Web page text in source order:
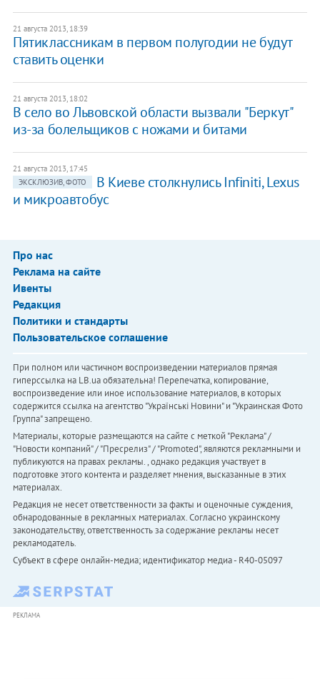
21 августа 2013, 18:39
Пятиклассникам в первом полугодии не будут
ставить оценки
21 августа 2013, 18:02
В село во Львовской области вызвали "Беркут"
из-за болельщиков с ножами и битами
21 августа 2013, 17:45
ЭКСКЛЮЗИВ, ФОТО
В Киеве столкнулись Infiniti, Lexus
и микроавтобус
Про нас
Реклама на сайте
Ивенты
Редакция
Политики и стандарты
Пользовательское соглашение
При полном или частичном воспроизведении материалов прямая
гиперссылка на LB.ua обязательна! Перепечатка, копирование,
воспроизведение или иное использование материалов, в которых
содержится ссылка на агентство "Українськi Новини" и "Украинская Фото
Группа" запрещено.
Материалы, которые размещаются на сайте с меткой "Реклама" /
"Новости компаний" / "Пресрелиз" / "Promoted", являются рекламными и
публикуются на правах рекламы. , однако редакция участвует в
подготовке этого контента и разделяет мнения, высказанные в этих
материалах.
Редакция не несет ответственности за факты и оценочные суждения,
обнародованные в рекламных материалах. Согласно украинскому
законодательству, ответственность за содержание рекламы несет
рекламодатель.
Субъект в сфере онлайн-медиа; идентификатор медиа - R40-05097
РЕКЛАМА